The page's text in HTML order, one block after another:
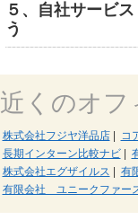
５、自社サービ
う
近くのオフ
株式会社フジヤ洋品店| コ
長期インターン比較ナビ|
株式会社エグザイルス
有
有限会社 ユニークファー